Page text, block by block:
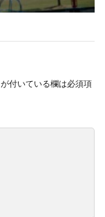
が付いている欄は必須項